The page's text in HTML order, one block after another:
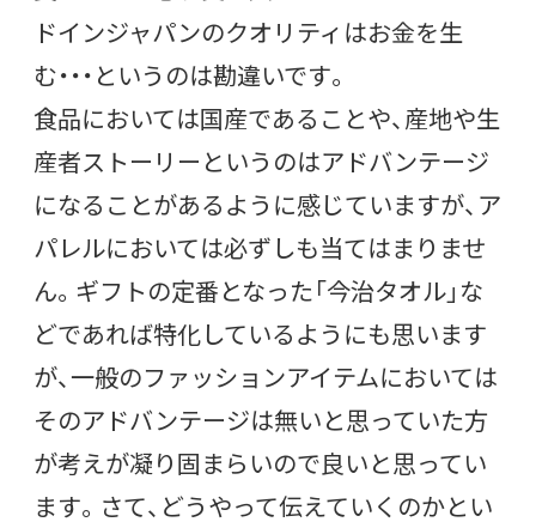
ドインジャパンのクオリティはお金を生
む・・・というのは勘違いです。
食品においては国産であることや、産地や生
産者ストーリーというのはアドバンテージ
になることがあるように感じていますが、ア
パレルにおいては必ずしも当てはまりませ
ん。ギフトの定番となった「今治タオル」な
どであれば特化しているようにも思います
が、一般のファッションアイテムにおいては
そのアドバンテージは無いと思っていた方
が考えが凝り固まらいので良いと思ってい
ます。さて、どうやって伝えていくのかとい